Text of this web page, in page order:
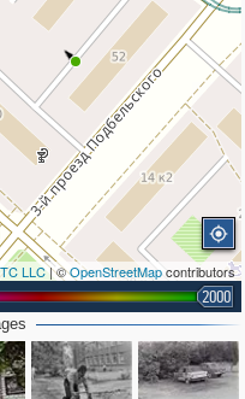
LLC| ©OpenStreetMapcontributors
2000